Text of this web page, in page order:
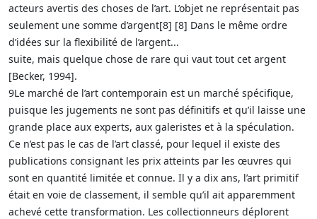
acteurs avertis des choses de l’art. L’objet ne représentait pas
seulement une somme d’argent[8] [8] Dans le même ordre
d’idées sur la flexibilité de l’argent...
suite, mais quelque chose de rare qui vaut tout cet argent
[Becker, 1994].
9Le marché de l’art contemporain est un marché spécifique,
puisque les jugements ne sont pas définitifs et qu’il laisse une
grande place aux experts, aux galeristes et à la spéculation.
Ce n’est pas le cas de l’art classé, pour lequel il existe des
publications consignant les prix atteints par les œuvres qui
sont en quantité limitée et connue. Il y a dix ans, l’art primitif
était en voie de classement, il semble qu’il ait apparemment
achevé cette transformation. Les collectionneurs déplorent